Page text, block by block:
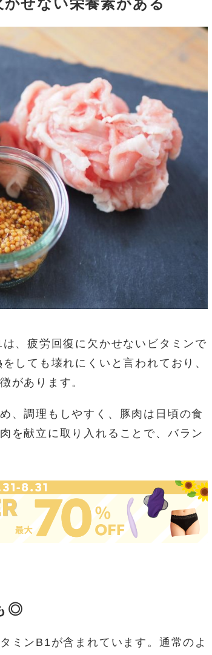
せない栄養素がある
、疲労回復に欠かせないビタミンで
しても壊れにくいと言われており、
があります。
、調理もしやすく、豚肉は日頃の食
を献立に取り入れることで、バラン
◎
ミンB1が含まれています。通常のよ